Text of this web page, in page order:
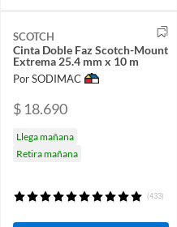
SCOTCH
Cinta Doble Faz Scotch-Mount
Extrema 25.4 mm x 10 m
Por SODIMAC
$ 18.690
Llega mañana
Retira mañana
(433)